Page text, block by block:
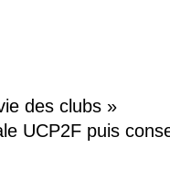
des clubs »
UCP2F puis